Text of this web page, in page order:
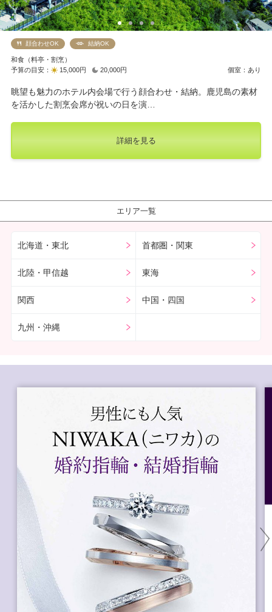
顔合わせOK 結納OK
和食（料亭・割烹）
予算の目安：
15,000円 20,000円 個室：あり
眺望も魅力のホテル内会場で行う顔合わせ・結納。鹿児島の素材
を活かした割烹会席が祝いの日を演…
詳細を見る
エリア一覧
北海道・東北 首都圏・関東
北陸・甲信越 東海
関西 中国・四国
九州・沖縄